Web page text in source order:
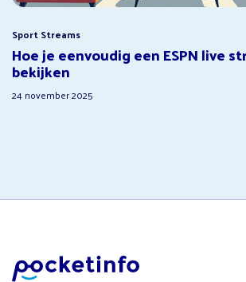
Sport Streams
Hoe je eenvoudig een ESPN live
bekijken
24 november 2025